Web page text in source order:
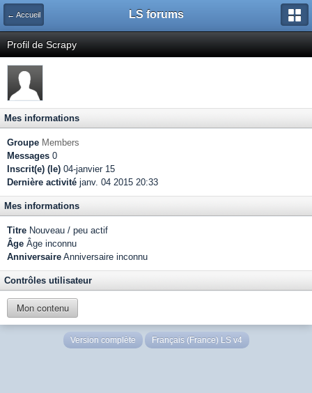
← Accueil LS forums
Profil de Scrapy
Mes informations
Groupe Members
Messages 0
Inscrit(e) (le) 04-janvier 15
Dernière activité janv. 04 2015 20:33
Mes informations
Titre Nouveau / peu actif
Âge Âge inconnu
Anniversaire Anniversaire inconnu
Contrôles utilisateur
Mon contenu
Version complète Français (France) LS v4